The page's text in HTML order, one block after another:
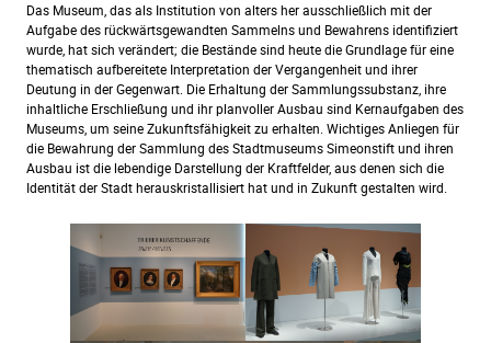
Das Museum, das als Institution von alters her ausschließlich mit der
Aufgabe des rückwärtsgewandten Sammelns und Bewahrens identifiziert
wurde, hat sich verändert; die Bestände sind heute die Grundlage für eine
thematisch aufbereitete Interpretation der Vergangenheit und ihrer
Deutung in der Gegenwart. Die Erhaltung der Sammlungssubstanz, ihre
inhaltliche Erschließung und ihr planvoller Ausbau sind Kernaufgaben des
Museums, um seine Zukunftsfähigkeit zu erhalten. Wichtiges Anliegen für
die Bewahrung der Sammlung des Stadtmuseums Simeonstift und ihren
Ausbau ist die lebendige Darstellung der Kraftfelder, aus denen sich die
Identität der Stadt herauskristallisiert hat und in Zukunft gestalten wird.